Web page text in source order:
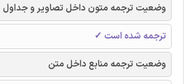
وضعیت ترجمه متون داخل تصاویر و جداول
ترجمه شده است ✓
وضعیت ترجمه منابع داخل متن